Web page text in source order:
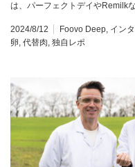
は、パーフェクトデイやRemilk
2024/8/12 Foovo Deep, イン
卵, 代替肉, 独自レポ